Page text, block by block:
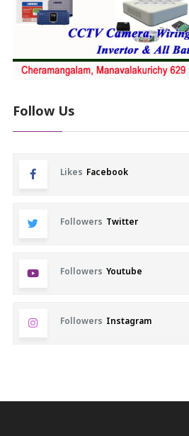
Follow Us
Likes Facebook
Followers Twitter
Followers Youtube
Followers Instagram